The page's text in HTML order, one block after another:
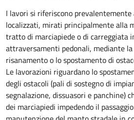
I lavori si riferiscono
localizzati, mirati principalmente alla
tratto di marciapiede o di carreggiata
attraversamenti pedonali, mediante
risanamento o lo spostamento di
Le lavorazioni riguardano lo
degli ostacoli (pali di sostegno di
segnalazione, dissuasori e panchine)
dei marciapiedi impedendo il